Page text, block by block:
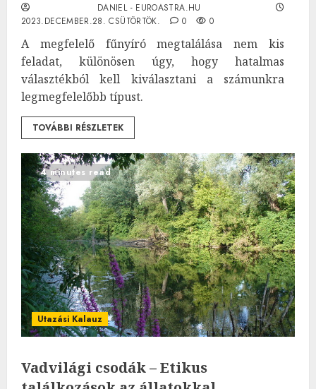
DANIEL - EUROASTRA.HU
2023.DECEMBER.28. CSÜTÖRTÖK.
0 0
A megfelelő fűnyíró megtalálása nem kis
feladat, különösen úgy, hogy hatalmas
választékból kell kiválasztani a számunkra
legmegfelelőbb típust.
TOVÁBBI RÉSZLETEK
4 minutes read
Utazási Kalauz
Vadvilági csodák – Etikus